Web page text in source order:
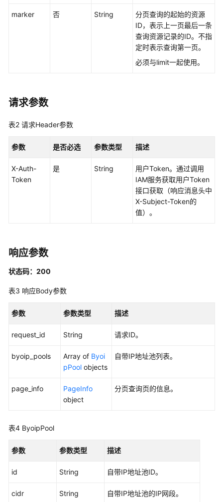
球
端
点
点
地
marker 否 String
分页查询的起始的资源
ID，表示上一页最后一条
查询资源记录的ID。不指
定时表示查询第一页。
必须与limit一起使用。
请求参数
表2 请求Header参数
参数 是否必选 参数类型 描述
X-Auth-
Token
是 String
用户Token。通过调用
IAM服务获取用户Token
接口获取（响应消息头中
X-Subject-Token的
值）。
响应参数
状态码：200
表3 响应Body参数
参数 参数类型 描述
request_id String 请求ID。
byoip_pools Array of Byoi
pPool objects
自带IP地址池列表。
page_info
PageInfo
object
分页查询页的信息。
表4 ByoipPool
参数 参数类型 描述
id String 自带IP地址池ID。
cidr String 自带IP地址池的IP网段。